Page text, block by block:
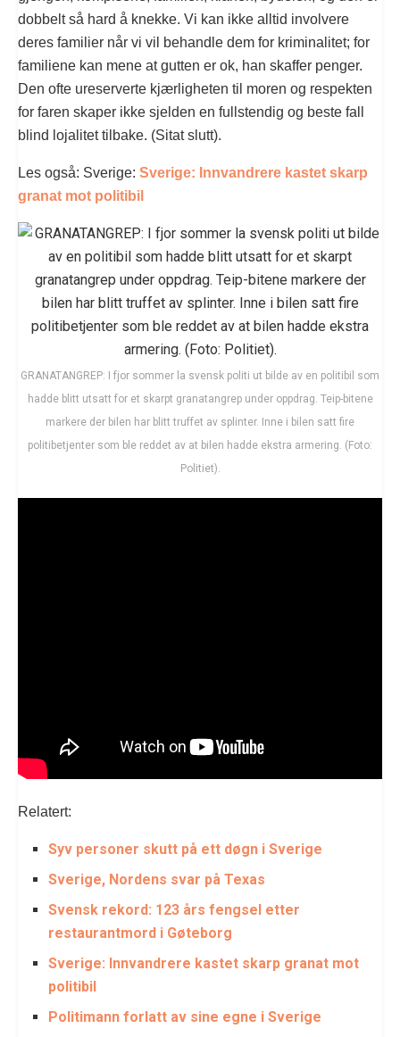
dobbelt så hard å knekke. Vi kan ikke alltid involvere
deres familier når vi vil behandle dem for kriminalitet; for
familiene kan mene at gutten er ok, han skaffer penger.
Den ofte ureserverte kjærligheten til moren og respekten
for faren skaper ikke sjelden en fullstendig og beste fall
blind lojalitet tilbake. (Sitat slutt).
Les også: Sverige: Sverige: Innvandrere kastet skarp
granat mot politibil
GRANATANGREP: I fjor sommer la svensk politi ut bilde av en politibil som
hadde blitt utsatt for et skarpt granatangrep under oppdrag. Teip-bitene
markere der bilen har blitt truffet av splinter. Inne i bilen satt fire
politibetjenter som ble reddet av at bilen hadde ekstra armering. (Foto:
Politiet).
Relatert:
Syv personer skutt på ett døgn i Sverige
Sverige, Nordens svar på Texas
Svensk rekord: 123 års fengsel etter
restaurantmord i Gøteborg
Sverige: Innvandrere kastet skarp granat mot
politibil
Politimann forlatt av sine egne i Sverige